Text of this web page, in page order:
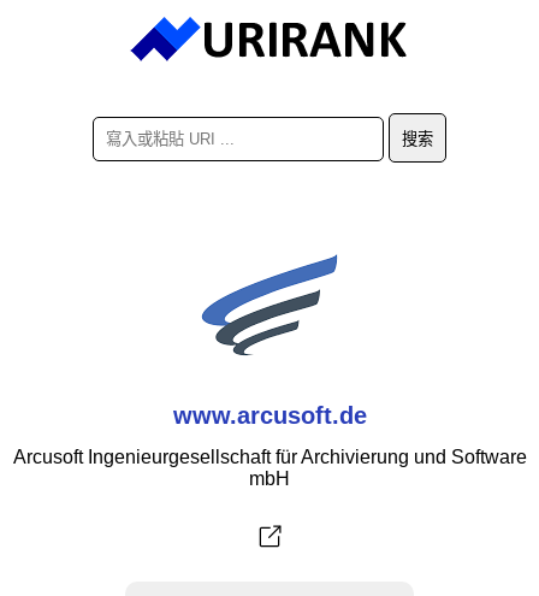
www.arcusoft.de
Arcusoft Ingenieurgesellschaft für Archivierung und Software
mbH